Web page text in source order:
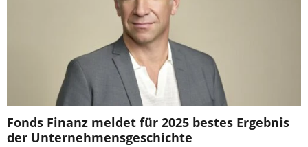
Fonds Finanz meldet für 2025 bestes Ergebnis
der Unternehmensgeschichte